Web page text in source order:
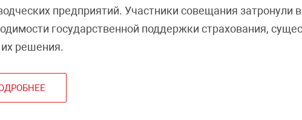
предприятий. Участники совещания затронули
государственной поддержки страхования,
их решения.